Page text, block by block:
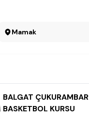
Mamak
BALGAT ÇUKURAMBAR
BASKETBOL KURSU